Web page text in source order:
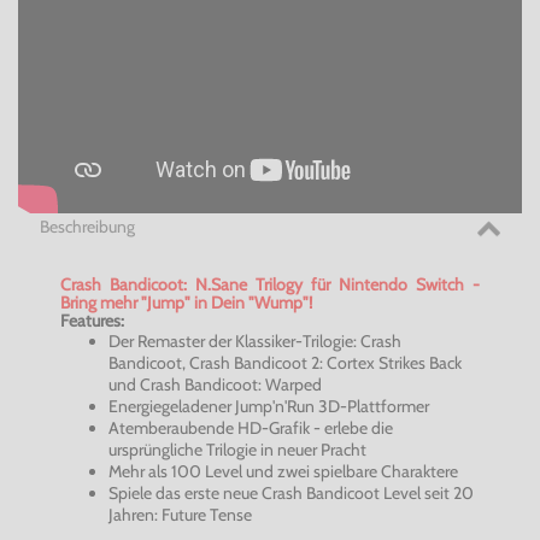
Beschreibung
Crash Bandicoot: N.Sane Trilogyfür Nintendo Switch -
Bring mehr "Jump" in Dein "Wump"!
Features:
DerRemasterder Klassiker-Trilogie: Crash
Bandicoot, Crash Bandicoot 2: Cortex Strikes Back
und Crash Bandicoot: Warped
EnergiegeladenerJump'n'Run 3D-Plattformer
Atemberaubende HD-Grafik - erlebe die
ursprüngliche Trilogie in neuer Pracht
Mehr als 100 Level und zwei spielbare Charaktere
Spiele das erste neue Crash Bandicoot Level seit 20
Jahren: FutureTense